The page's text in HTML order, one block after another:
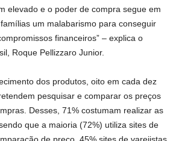
elevado e o poder de compra segue em
um malabarismo para conseguir
financeiros” – explica o
Roque Pellizzaro Junior.
dos produtos, oito em cada dez
pesquisar e comparar os preços
Desses, 71% costumam realizar as
que a maioria (72%) utiliza sites de
de preço, 45% sites de varejistas